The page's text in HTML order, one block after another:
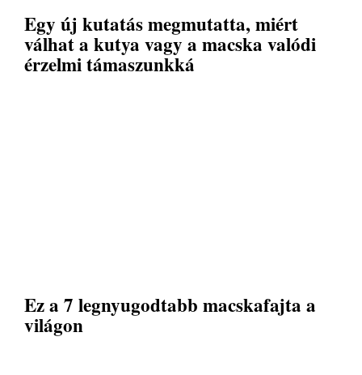
Egy új kutatás megmutatta, miért
válhat a kutya vagy a macska valódi
érzelmi támaszunkká
Ez a 7 legnyugodtabb macskafajta a
világon